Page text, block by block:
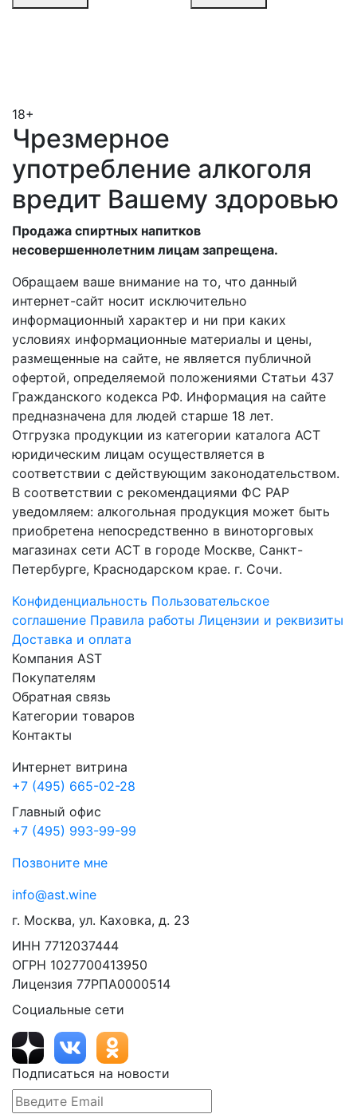
18+
Чрезмерное
употребление алкоголя
вредит Вашему здоровью
Продажа спиртных напитков
несовершеннолетним лицам запрещена.
Обращаем ваше внимание на то, что данный
интернет-сайт носит исключительно
информационный характер и ни при каких
условиях информационные материалы и цены,
размещенные на сайте, не является публичной
офертой, определяемой положениями Статьи 437
Гражданского кодекса РФ. Информация на сайте
предназначена для людей старше 18 лет.
Отгрузка продукции из категории каталога АСТ
юридическим лицам осуществляется в
соответствии с действующим законодательством.
В соответствии с рекомендациями ФС РАР
уведомляем: алкогольная продукция может быть
приобретена непосредственно в виноторговых
магазинах сети АСТ в городе Москве, Санкт-
Петербурге, Краснодарском крае. г. Сочи.
Конфиденциальность Пользовательское
соглашение Правила работы Лицензии и реквизиты
Доставка и оплата
Компания AST
Покупателям
Обратная связь
Категории товаров
Контакты
Интернет витрина
+7 (495) 665-02-28
Главный офис
+7 (495) 993-99-99
Позвоните мне
info@ast.wine
г. Москва, ул. Каховка, д. 23
ИНН 7712037444
ОГРН 1027700413950
Лицензия 77РПА0000514
Социальные сети
Подписаться на новости